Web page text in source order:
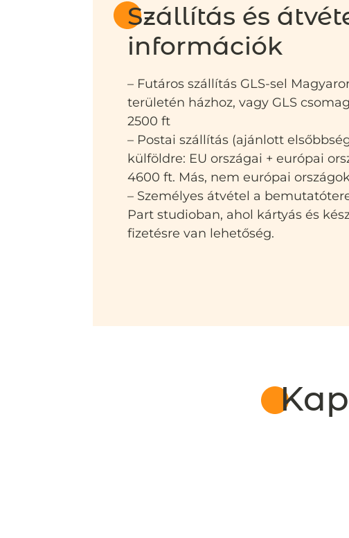
Szállítás és
információk
– Futáros szállítás GLS-sel
területén házhoz, vagy GLS
2500 ft
– Postai szállítás (ajánlott
külföldre: EU országai + európai
4600 ft. Más, nem európai
– Személyes átvétel a
Part studioban, ahol kártyás és
fizetésre van lehetőség.